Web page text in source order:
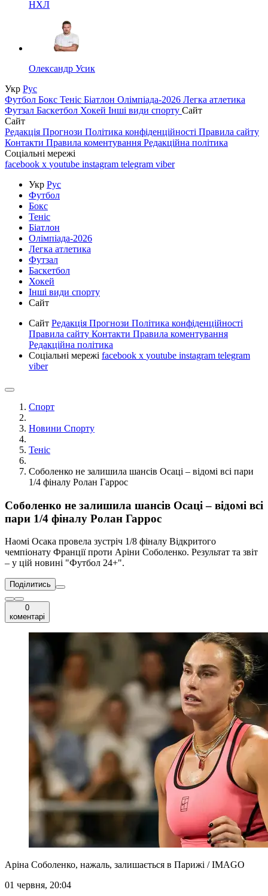
НХЛ
Олександр Усик
Укр Рус
Футбол Бокс Теніс Біатлон Олімпіада-2026 Легка атлетика
Футзал Баскетбол Хокей Інші види спорту Сайт
Сайт
Редакція Прогнози Політика конфіденційності Правила сайту
Контакти Правила коментування Редакційна політика
Соціальні мережі
facebook x youtube instagram telegram viber
Укр Рус
Футбол
Бокс
Теніс
Біатлон
Олімпіада-2026
Легка атлетика
Футзал
Баскетбол
Хокей
Інші види спорту
Сайт
Сайт Редакція Прогнози Політика конфіденційності
Правила сайту Контакти Правила коментування
Редакційна політика
Соціальні мережі facebook x youtube instagram telegram
viber
Спорт
Новини Спорту
Теніс
Соболенко не залишила шансів Осаці – відомі всі пари
1/4 фіналу Ролан Гаррос
Соболенко не залишила шансів Осаці – відомі всі
пари 1/4 фіналу Ролан Гаррос
Наомі Осака провела зустріч 1/8 фіналу Відкритого
чемпіонату Франції проти Аріни Соболенко. Результат та звіт
– у цій новині "Футбол 24+".
Поділитись
0
коментарі
Аріна Соболенко, нажаль, залишається в Парижі / IMAGO
01 червня, 20:04